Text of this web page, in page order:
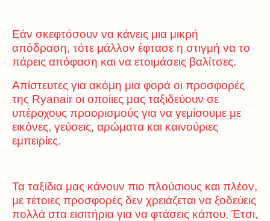
Εάν σκεφτόσουν να κάνεις μια μικρή
απόδραση, τότε μάλλον έφτασε η στιγμή να το
πάρεις απόφαση και να ετοιμάσεις βαλίτσες.
Απίστευτες για ακόμη μια φορά οι προσφορές
της Ryanair οι οποίιες μας ταξιδεύουν σε
υπέροχους προορισμούς για να γεμίσουμε με
εικόνες, γεύσεις, αρώματα και καινούριες
εμπειρίες.
Τα ταξίδια μας κάνουν πιο πλούσιους και πλέον,
με τέτοιες προσφορές δεν χρειάζεται να ξοδεύεις
πολλά στα εισιτήρια για να φτάσεις κάπου. Έτσι,